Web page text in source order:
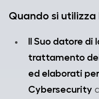
Quando si utilizza
Il Suo datore di
trattamento
ed elaborati
Cybersecurity